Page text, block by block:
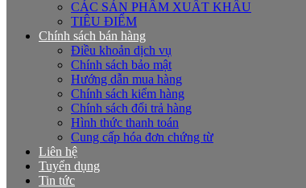
CÁC SẢN PHẨM XUẤT KHẨU
TIÊU ĐIỂM
Chính sách bán hàng
Điều khoản dịch vụ
Chính sách bảo mật
Hướng dẫn mua hàng
Chính sách kiểm hàng
Chính sách đổi trả hàng
Hình thức thanh toán
Cung cấp hóa đơn chứng từ
Liên hệ
Tuyển dụng
Tin tức